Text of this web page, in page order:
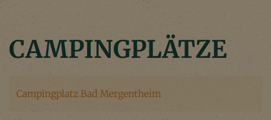
CAMPINGPLÄTZE
Campingplatz Bad Mergentheim